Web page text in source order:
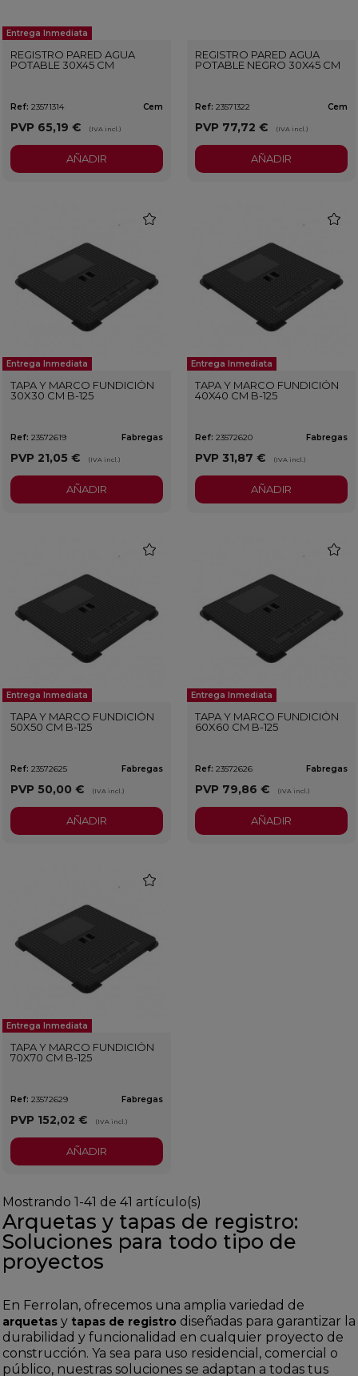
Entrega Inmediata
REGISTRO PARED AGUA
POTABLE 30X45 CM
Ref: 23571314 Cem
PVP 65,19 € (IVA incl.)
AÑADIR
REGISTRO PARED AGUA
POTABLE NEGRO 30X45 CM
Ref: 23571322 Cem
PVP 77,72 € (IVA incl.)
AÑADIR
Entrega Inmediata
TAPA Y MARCO FUNDICIÓN
30X30 CM B-125
Ref: 23572619 Fabregas
PVP 21,05 € (IVA incl.)
AÑADIR
Entrega Inmediata
TAPA Y MARCO FUNDICIÓN
40X40 CM B-125
Ref: 23572620 Fabregas
PVP 31,87 € (IVA incl.)
AÑADIR
Entrega Inmediata
TAPA Y MARCO FUNDICIÓN
50X50 CM B-125
Ref: 23572625 Fabregas
PVP 50,00 € (IVA incl.)
AÑADIR
Entrega Inmediata
TAPA Y MARCO FUNDICIÓN
60X60 CM B-125
Ref: 23572626 Fabregas
PVP 79,86 € (IVA incl.)
AÑADIR
Entrega Inmediata
TAPA Y MARCO FUNDICIÓN
70X70 CM B-125
Ref: 23572629 Fabregas
PVP 152,02 € (IVA incl.)
AÑADIR
Mostrando 1-41 de 41 artículo(s)
Arquetas y tapas de registro:
Soluciones para todo tipo de
proyectos
En Ferrolan, ofrecemos una amplia variedad de
arquetas y tapas de registro diseñadas para garantizar la
durabilidad y funcionalidad en cualquier proyecto de
construcción. Ya sea para uso residencial, comercial o
público, nuestras soluciones se adaptan a todas tus